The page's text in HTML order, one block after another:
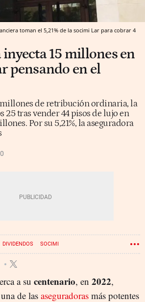
toman el 5,21% de la socimi Lar para cobrar 4
15 millones en
pensando en el
de retribución ordinaria, la
25 tras vender 44 pisos de lujo en
Por su 5,21%, la aseguradora
DIVIDENDOS SOCIMI
a su centenario, en 2022,
de las aseguradoras más potentes